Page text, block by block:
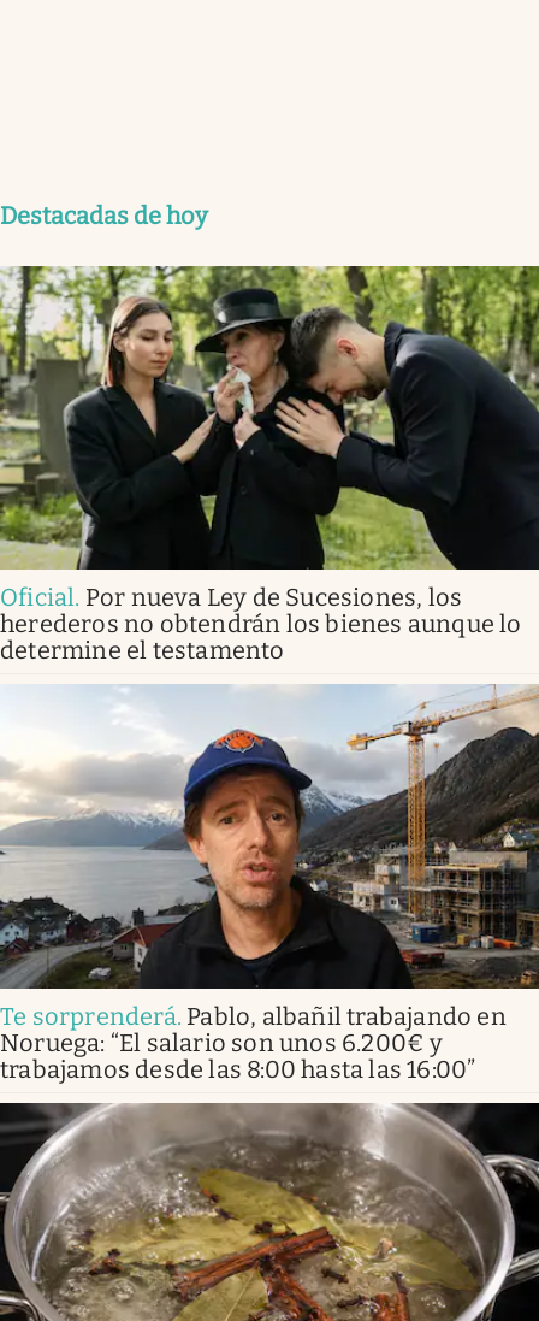
Destacadas de hoy
Oficial. Por nueva Ley de Sucesiones, los
herederos no obtendrán los bienes aunque lo
determine el testamento
Te sorprenderá. Pablo, albañil trabajando en
Noruega: “El salario son unos 6.200€ y
trabajamos desde las 8:00 hasta las 16:00”